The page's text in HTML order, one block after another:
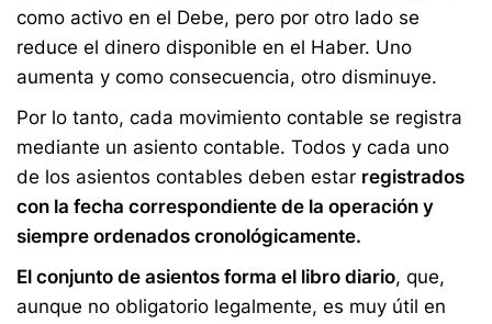
como activo en el Debe, pero por otro lado se
reduce el dinero disponible en el Haber. Uno
aumenta y como consecuencia, otro disminuye.
Por lo tanto, cada movimiento contable se registra
mediante un asiento contable. Todos y cada uno
de los asientos contables deben estar registrados
con la fecha correspondiente de la operación y
siempre ordenados cronológicamente.
El conjunto de asientos forma el libro diario, que,
aunque no obligatorio legalmente, es muy útil en